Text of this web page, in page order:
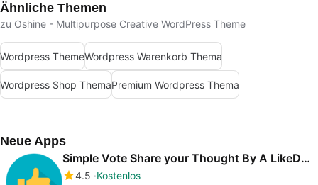
Ähnliche Themen
zu Oshine - Multipurpose Creative WordPress Theme
Wordpress ThemeWordpress Warenkorb Thema
Wordpress Shop ThemaPremium Wordpress Thema
Neue Apps
Simple Vote Share your Thought By A LikeDislike Vote
4.5 Kostenlos